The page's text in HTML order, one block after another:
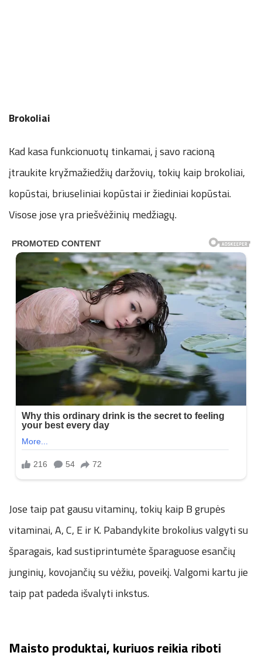
Brokoliai
Kad kasa funkcionuotų tinkamai, į savo racioną
įtraukite kryžmažiedžių daržovių, tokių kaip brokoliai,
kopūstai, briuseliniai kopūstai ir žiediniai kopūstai.
Visose jose yra priešvėžinių medžiagų.
Jose taip pat gausu vitaminų, tokių kaip B grupės
vitaminai, A, C, E ir K. Pabandykite brokolius valgyti su
šparagais, kad sustiprintumėte šparaguose esančių
junginių, kovojančių su vėžiu, poveikį. Valgomi kartu jie
taip pat padeda išvalyti inkstus.
Maisto produktai, kuriuos reikia riboti